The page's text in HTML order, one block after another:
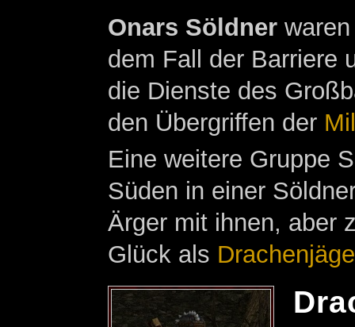
Onars Söldnerwaren
dem Fall der Barriere
die Dienste des
den Übergriffen der
Eine weitere Gruppe
Süden in einer
Ärger mit ihnen, aber
Glück als